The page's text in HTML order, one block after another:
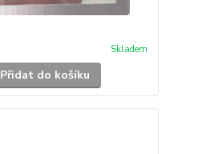
Skladem
Přidat do košíku